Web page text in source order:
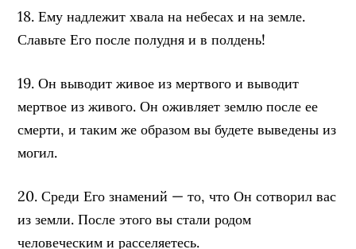
18. Ему надлежит хвала на небесах и на земле.
Славьте Его после полудня и в полдень!
19. Он выводит живое из мертвого и выводит
мертвое из живого. Он оживляет землю после ее
смерти, и таким же образом вы будете выведены из
могил.
20. Среди Его знамений — то, что Он сотворил вас
из земли. После этого вы стали родом
человеческим и расселяетесь.